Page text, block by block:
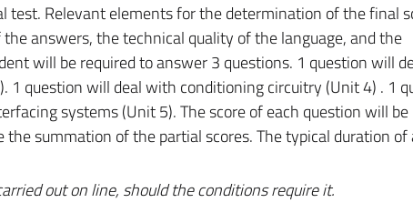
test. Relevant elements for the determination of the final
answers, the technical quality of the language, and the
will be required to answer 3 questions. 1 question will
1 question will deal with conditioning circuitry (Unit 4) . 1
systems (Unit 5). The score of each question will
summation of the partial scores. The typical duration of
out on line, should the conditions require it.